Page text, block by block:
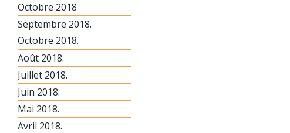
Octobre 2018
Septembre 2018.
Octobre 2018.
Août 2018.
Juillet 2018.
Juin 2018.
Mai 2018.
Avril 2018.